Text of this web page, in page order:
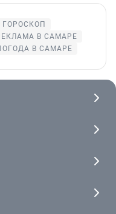
ГОРОСКОП
В САМАРЕ
В САМАРЕ